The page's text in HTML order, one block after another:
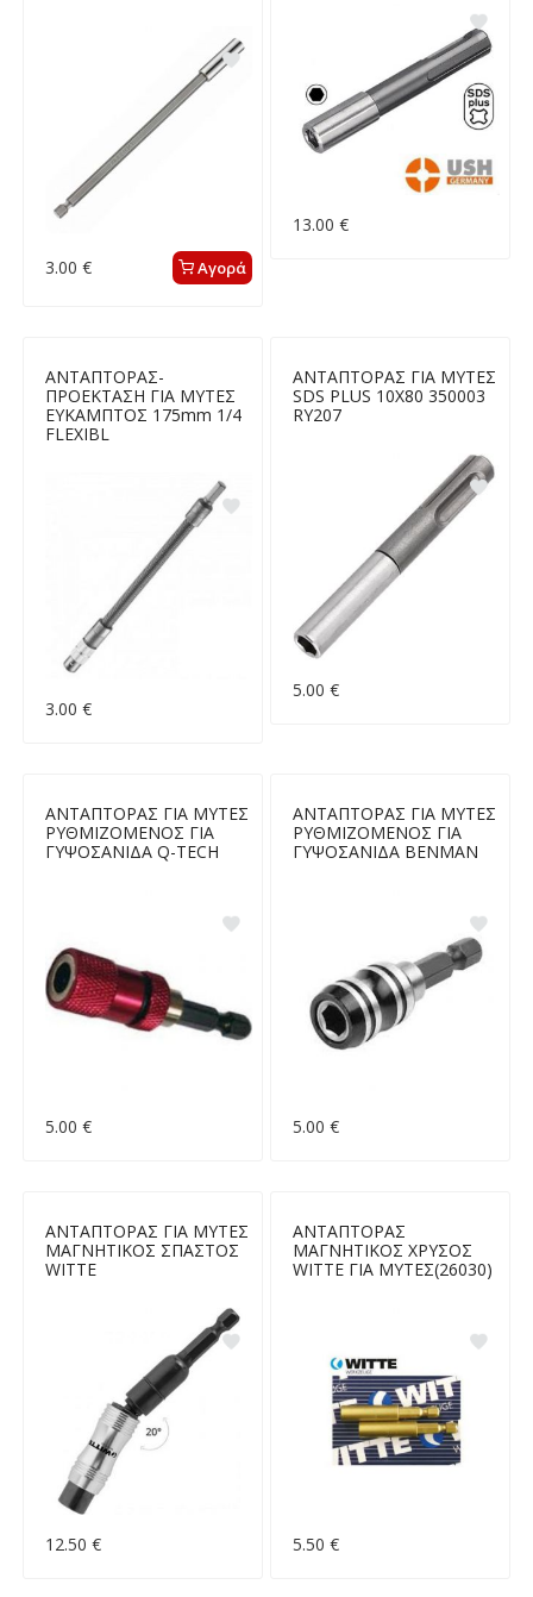
3.00 € Αγορά
13.00 €
ΑΝΤΑΠΤΟΡΑΣ-
ΠΡΟΕΚΤΑΣΗ ΓΙΑ ΜΥΤΕΣ
ΕΥΚΑΜΠΤΟΣ 175mm 1/4
FLEXIBL
3.00 €
ΑΝΤΑΠΤΟΡΑΣ ΓΙΑ ΜΥΤΕΣ
SDS PLUS 10X80 350003
RY207
5.00 €
ΑΝΤΑΠΤΟΡΑΣ ΓΙΑ ΜΥΤΕΣ
ΡΥΘΜΙΖΟΜΕΝΟΣ ΓΙΑ
ΓΥΨΟΣΑΝΙΔΑ Q-TECH
5.00 €
ΑΝΤΑΠΤΟΡΑΣ ΓΙΑ ΜΥΤΕΣ
ΡΥΘΜΙΖΟΜΕΝΟΣ ΓΙΑ
ΓΥΨΟΣΑΝΙΔΑ BENMAN
5.00 €
ΑΝΤΑΠΤΟΡΑΣ ΓΙΑ ΜΥΤΕΣ
ΜΑΓΝΗΤΙΚΟΣ ΣΠΑΣΤΟΣ
WITTE
12.50 €
ΑΝΤΑΠΤΟΡΑΣ
ΜΑΓΝΗΤΙΚΟΣ ΧΡΥΣΟΣ
WITTE ΓΙΑ ΜΥΤΕΣ(26030)
5.50 €